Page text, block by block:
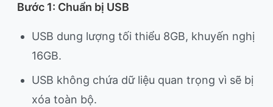
Bước 1: Chuẩn bị USB
USB dung lượng tối thiểu 8GB, khuyến nghị
16GB.
USB không chứa dữ liệu quan trọng vì sẽ bị
xóa toàn bộ.